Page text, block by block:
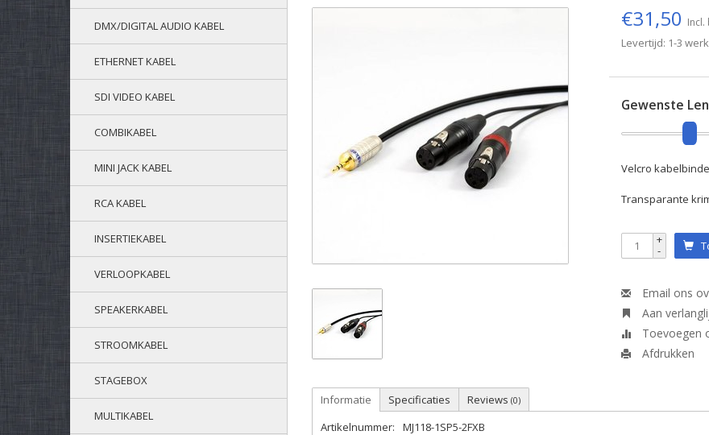
DMX/DIGITAL AUDIO KABEL
ETHERNET KABEL
SDI VIDEO KABEL
COMBIKABEL
MINI JACK KABEL
RCA KABEL
INSERTIEKABEL
VERLOOPKABEL
SPEAKERKABEL
STROOMKABEL
STAGEBOX
MULTIKABEL
€31,50 Incl.
Levertijd: 1-3
Gewenste
Velcro
Transparante
+
-
Email ons
Aan
Toevoegen
Afdrukken
Informatie Specificaties Reviews (0)
Artikelnummer: MJ118-1SP5-2FXB